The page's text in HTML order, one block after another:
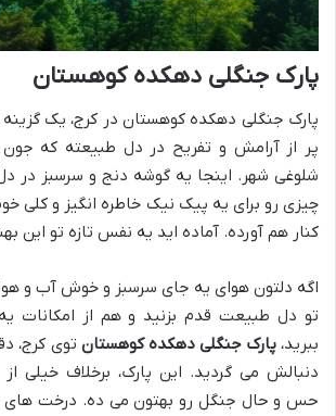
پارک جنگلی دهکده کوهستان
پارک جنگلی دهکده کوهستان در کرج، یک گزینه
پر از آرامش و تفریح در دل طبیعته که جون
شلوغی شهر. اینجا یه گوشه دنج و سرسبز در دل
چیزی رو برای یه پیک نیک خاطره انگیز و کلی
کنار هم آورده. آماده اید یه نفس تازه تو این
اگه دلتون هوای یه جای سرسبز و خوش آب و
تو دل طبیعت قدم بزنید و هم از امکانات
ببرید،پارک جنگلی دهکده کوهستان توی کرج،
دنبالش می گردید. این پارک، برخلاف خیلی از
حس و حال جنگل رو بهتون می ده. درخت های